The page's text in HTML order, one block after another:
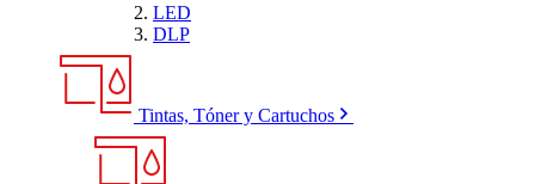
LED
DLP
Tintas, Tóner y Cartuchos